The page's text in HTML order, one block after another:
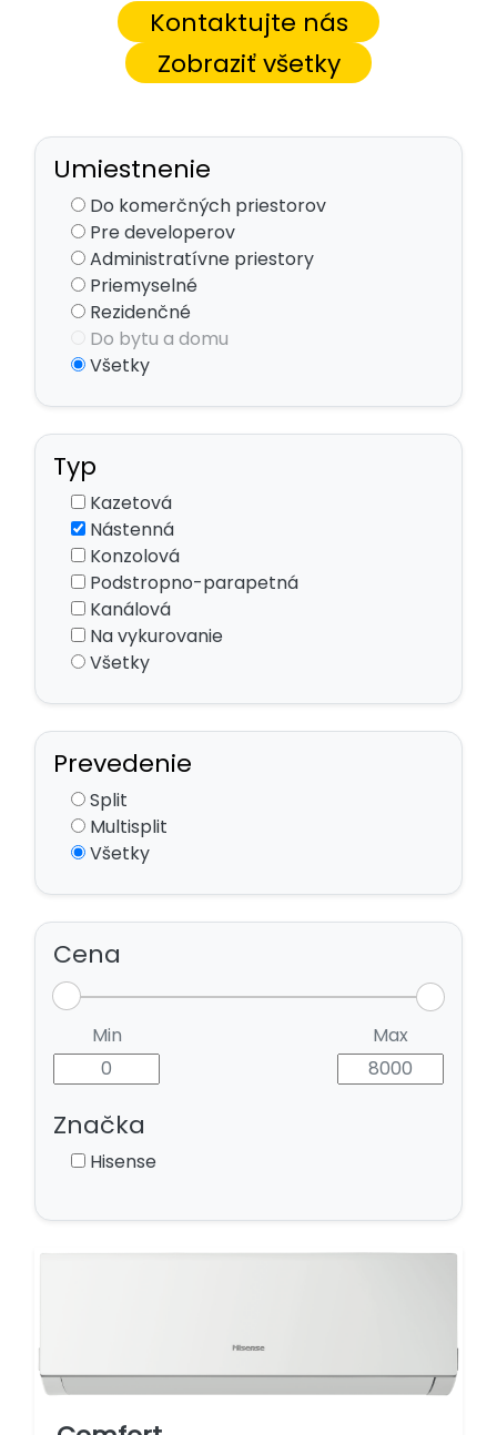
Kontaktujte nás
Zobraziť všetky
Umiestnenie
Do komerčných priestorov
Pre developerov
Administratívne priestory
Priemyselné
Rezidenčné
Do bytu a domu
Všetky
Typ
Kazetová
Nástenná
Konzolová
Podstropno-parapetná
Kanálová
Na vykurovanie
Všetky
Prevedenie
Split
Multisplit
Všetky
Cena
Min Max
Značka
Hisense